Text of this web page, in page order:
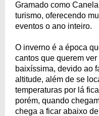
Gramado como
turismo, oferecendo
eventos o ano inteiro.
O inverno é a época
cantos que querem
baixíssima, devido ao
altitude, além de se
temperaturas por lá
porém, quando
chega a ficar abaixo de